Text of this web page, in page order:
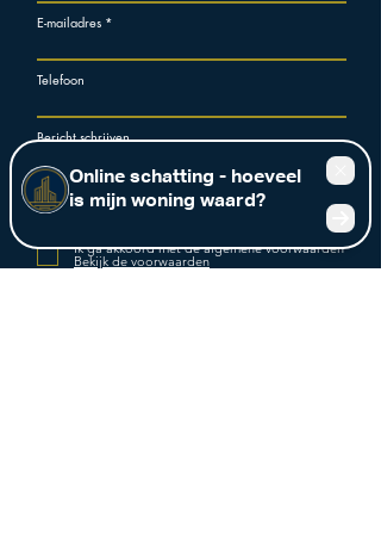
E-mailadres
Telefoon
Bericht schrijven
Ik ga akkoord met de algemene voorwaarden
Bekijk de voorwaarden